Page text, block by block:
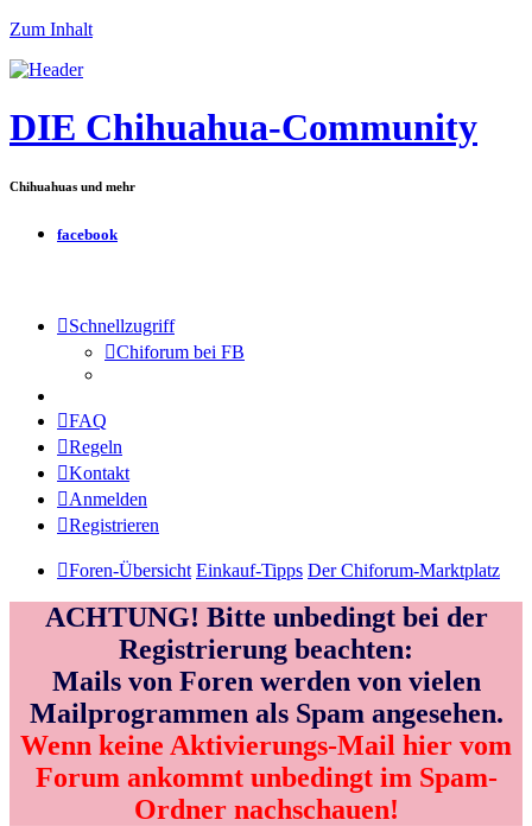
Zum Inhalt
DIE Chihuahua-Community
Chihuahuas und mehr
facebook
Schnellzugriff
Chiforum bei FB
FAQ
Regeln
Kontakt
Anmelden
Registrieren
Foren-Übersicht Einkauf-Tipps Der Chiforum-Marktplatz
ACHTUNG! Bitte unbedingt bei der
Registrierung beachten:
Mails von Foren werden von vielen
Mailprogrammen als Spam angesehen.
Wenn keine Aktivierungs-Mail hier vom
Forum ankommt unbedingt im Spam-
Ordner nachschauen!